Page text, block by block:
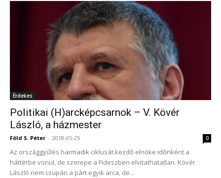
Érdekes
Politikai (H)arcképcsarnok – V. Kövér
László, a házmester
Föld S. Péter - 2018-05-25 0
Az országgyűlés harmadik ciklusát kezdő elnöke időnként a
háttérbe vonul, de szerepe a Fideszben elvitathatatlan. Kövér
László nem csupán a párt egyik arca, de...